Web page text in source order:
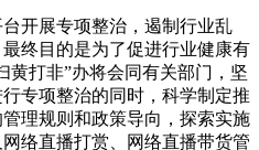
展专项整治，遏制行业乱
终目的是为了促进行业健康有
黄打非”办将会同有关部门，坚
专项整治的同时，科学制定推
理规则和政策导向，探索实施
络直播打赏、网络直播带货管